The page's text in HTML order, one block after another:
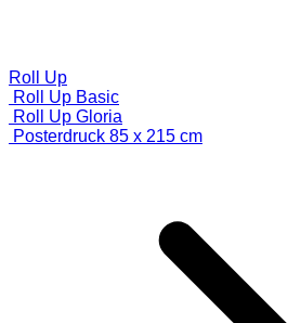
Roll Up
Roll Up Basic
Roll Up Gloria
Posterdruck 85 x 215 cm